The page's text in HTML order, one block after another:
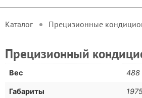
Каталог Прецизионные
Прецизионный
Вес 488
Габариты